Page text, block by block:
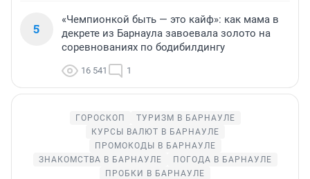
5
«Чемпионкой быть — это кайф»: как мама в
декрете из Барнаула завоевала золото на
соревнованиях по бодибилдингу
16 541 1
ГОРОСКОП
ТУРИЗМ В БАРНАУЛЕ
КУРСЫ ВАЛЮТ В БАРНАУЛЕ
ПРОМОКОДЫ В БАРНАУЛЕ
ЗНАКОМСТВА В БАРНАУЛЕ
ПОГОДА В БАРНАУЛЕ
ПРОБКИ В БАРНАУЛЕ